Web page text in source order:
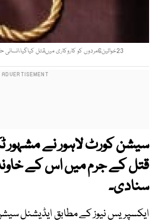
23خواتین6مردوں کو کاروکاری میںقتل کیاگیا،انسانی حقوق کمیشن کی رپورٹ۔ فوٹو: فائل
سیشن کورٹ لاہور نے مشہور
قتل کے جرم میں اس کے
سنادی۔
ایکسپریس نیوز کے مطابق ایڈیشنل